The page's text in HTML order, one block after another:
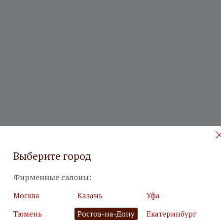
бесплатный дизайн-проект
*
Выберите город
Фирменные салоны:
Москва Казань
Уфа
Тюмень
Ростов-на-Дону
Екатеринбург